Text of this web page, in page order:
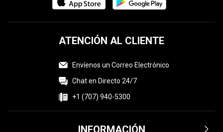
ATENCIÓN AL CLIENTE
Envíenos un Correo Electrónico
Chat en Directo 24/7
+1 (707) 940-5300